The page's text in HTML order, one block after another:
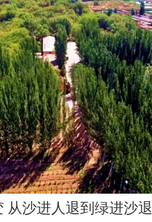
从沙进人退到绿进沙退